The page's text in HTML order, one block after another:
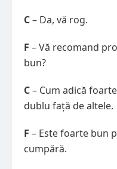
C– Da, vă rog.
F – Vă recomand
bun?
C– Cum adică
dublu față de altele.
F – Este foarte bun
cumpără.